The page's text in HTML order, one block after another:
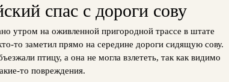
спас с дороги сову
утром на оживленной пригородной трассе в штате
то заметил прямо на середине дороги сидящую сову.
птицу, а она не могла взлететь, так как видимо
то повреждения.